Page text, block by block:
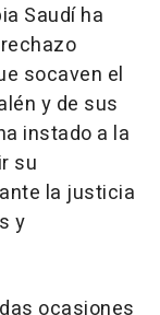
Saudí ha
socaven el
y de sus
instado a la
su
la justicia
y